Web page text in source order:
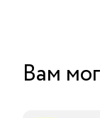
Вам